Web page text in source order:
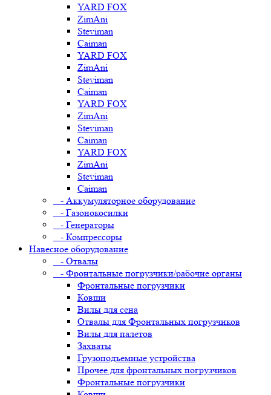
YARD FOX
ZimAni
Steviman
Caiman
YARD FOX
ZimAni
Steviman
Caiman
YARD FOX
ZimAni
Steviman
Caiman
YARD FOX
ZimAni
Steviman
Caiman
- Аккумуляторное оборудование
- Газонокосилки
- Генераторы
- Компрессоры
Навесное оборудование
- Отвалы
- Фронтальные погрузчики/рабочие органы
Фронтальные погрузчики
Ковши
Вилы для сена
Отвалы для Фронтальных погрузчиков
Вилы для палетов
Захваты
Грузоподъемные устройства
Прочее для фронтальных погрузчиков
Фронтальные погрузчики